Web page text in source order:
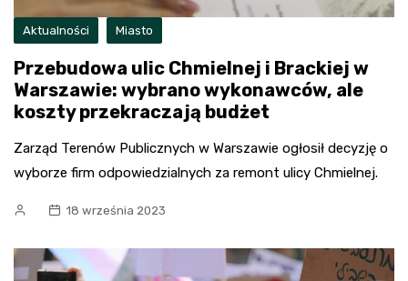
Aktualności Miasto
Przebudowa ulic Chmielnej i Brackiej w
Warszawie: wybrano wykonawców, ale
koszty przekraczają budżet
Zarząd Terenów Publicznych w Warszawie ogłosił decyzję o
wyborze firm odpowiedzialnych za remont ulicy Chmielnej.
18 września 2023